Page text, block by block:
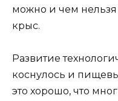
можно и чем
крыс.
Развитие
коснулось и
это хорошо, что